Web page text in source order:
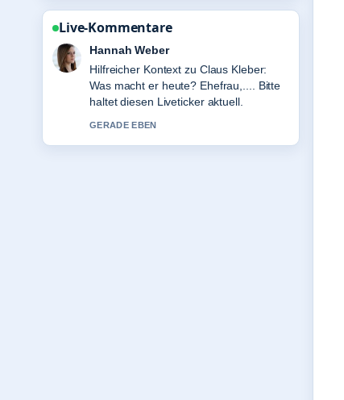
Live-Kommentare
Tim Vogel
Die Berichterstattung zu Sophie
Marceau: Biografie, Filme, Kinder und
aktuelles... wirkt solide und sehr gut